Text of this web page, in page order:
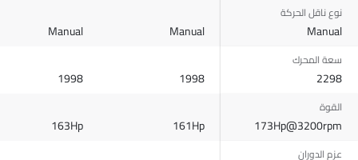
حاملات الأكواب-أمامية
حامل زجاجة
نظام منع انغلاق المكابح
قفل مركزي
وسادة هوائية للركاب
أحزمة المقاعد الخلفية
نوع ناقل الحركة
Manual
Manual
Manual
سعة المحرك
2298
1998
1998
القوة
173Hp@3200rpm
161Hp
163Hp
عزم الدوران